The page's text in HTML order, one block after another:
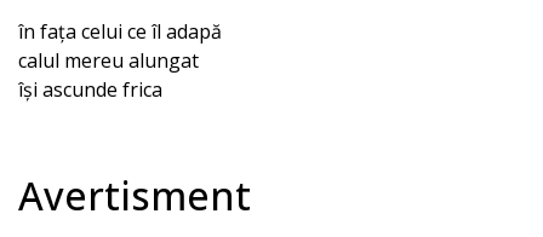
în fața celui ce îl adapă
calul mereu alungat
își ascunde frica
Avertisment